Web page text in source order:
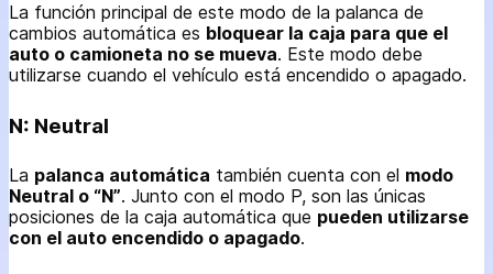
La función principal de este modo de la palanca de
cambios automática es bloquear la caja para que el
auto o camioneta no se mueva. Este modo debe
utilizarse cuando el vehículo está encendido o apagado.
N: Neutral
La palanca automática también cuenta con el modo
Neutral o “N”. Junto con el modo P, son las únicas
posiciones de la caja automática que pueden utilizarse
con el auto encendido o apagado.